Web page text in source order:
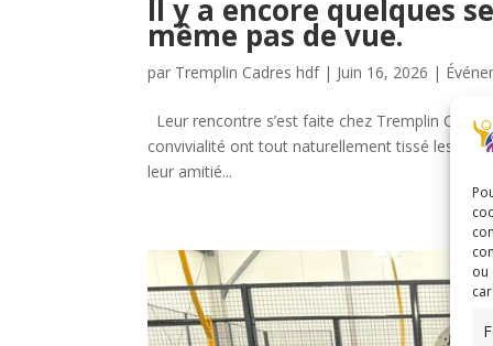
ou
Il y a encore quelques
même pas de vue.
par Tremplin Cadres hdf| Juin 16, 2026 |
Leur rencontre s’est faite chez Tremplin
convivialité ont tout naturellement tissé les
leur amitié...